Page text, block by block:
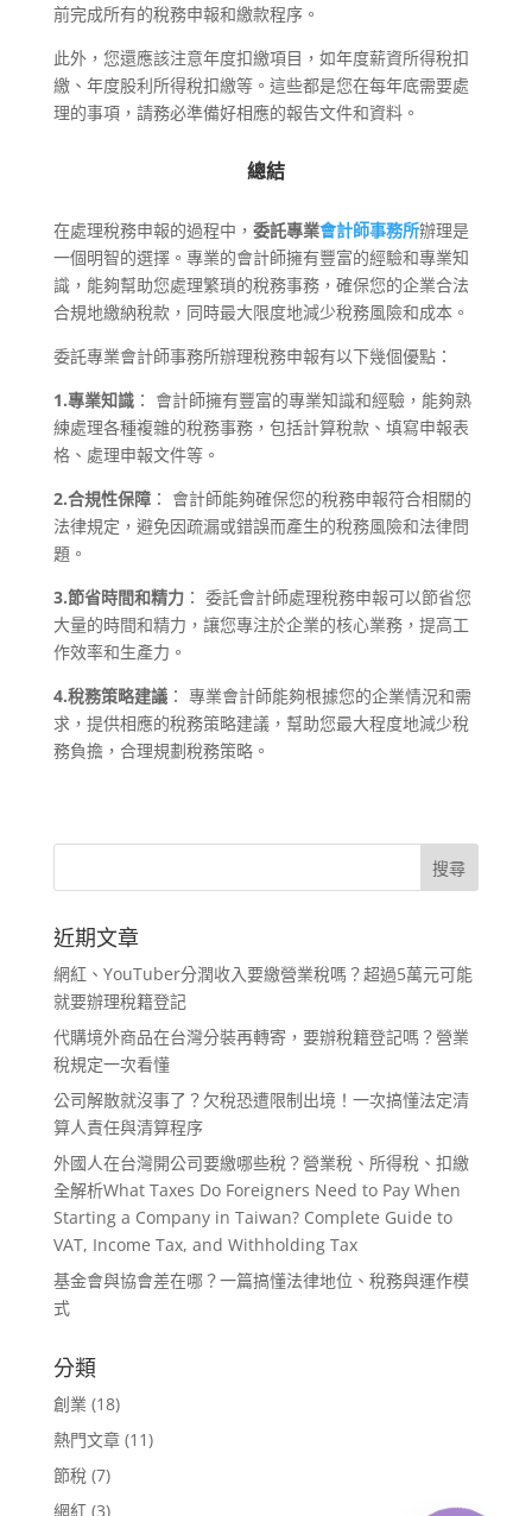
前完成所有的稅務申報和繳款程序。
此外，您還應該注意年度扣繳項目，如年度薪資所得稅扣
繳、年度股利所得稅扣繳等。這些都是您在每年底需要處
理的事項，請務必準備好相應的報告文件和資料。
總結
在處理稅務申報的過程中， 委託專業會計師事務所辦理是
一個明智的選擇。專業的會計師擁有豐富的經驗和專業知
識，能夠幫助您處理繁瑣的稅務事務，確保您的企業合法
合規地繳納稅款，同時最大限度地減少稅務風險和成本。
委託專業會計師事務所辦理稅務申報有以下幾個優點：
1.專業知識： 會計師擁有豐富的專業知識和經驗，能夠熟
練處理各種複雜的稅務事務，包括計算稅款、填寫申報表
格、處理申報文件等。
2.合規性保障： 會計師能夠確保您的稅務申報符合相關的
法律規定，避免因疏漏或錯誤而產生的稅務風險和法律問
題。
3.節省時間和精力： 委託會計師處理稅務申報可以節省您
大量的時間和精力，讓您專注於企業的核心業務，提高工
作效率和生產力。
4.稅務策略建議： 專業會計師能夠根據您的企業情況和需
求，提供相應的稅務策略建議，幫助您最大程度地減少稅
務負擔，合理規劃稅務策略。
近期文章
網紅、YouTuber分潤收入要繳營業稅嗎？超過5萬元可能
就要辦理稅籍登記
代購境外商品在台灣分裝再轉寄，要辦稅籍登記嗎？營業
稅規定一次看懂
公司解散就沒事了？欠稅恐遭限制出境！一次搞懂法定清
算人責任與清算程序
外國人在台灣開公司要繳哪些稅？營業稅、所得稅、扣繳
全解析What Taxes Do Foreigners Need to Pay When
Starting a Company in Taiwan? Complete Guide to
VAT, Income Tax, and Withholding Tax
基金會與協會差在哪？一篇搞懂法律地位、稅務與運作模
式
分類
創業 (18)
熱門文章(11)
節稅 (7)
網紅(3)